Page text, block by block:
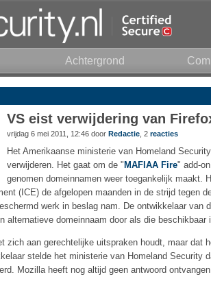
Achtergrond
VS eist verwijdering van
vrijdag 6 mei 2011, 12:46 door Redactie , 2 reacties
Het Amerikaanse ministerie van Homeland
verwijderen. Het gaat om de " MAFIAA Fire" add-
genomen domeinnamen weer toegankelijk maakt.
(ICE) de afgelopen maanden in de strijd tegen
werk in beslag nam. De ontwikkelaar van
alternatieve domeinnaam door als die beschikbaar
zich aan gerechtelijke uitspraken houdt, maar dat
stelde het ministerie van Homeland Security
Mozilla heeft nog altijd geen antwoord